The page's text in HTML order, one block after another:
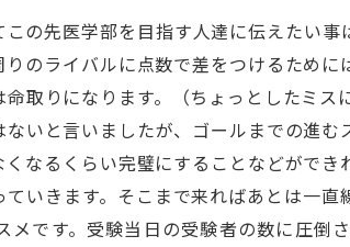
の先医学部を目指す人達に伝えたい
のライバルに点数で差をつけるため
取りになります。（ちょっとしたミ
いと言いましたが、ゴールまでの進
なるくらい完璧にすることなどができ
いきます。そこまで来ればあとは一
メです。受験当日の受験者の数に圧倒